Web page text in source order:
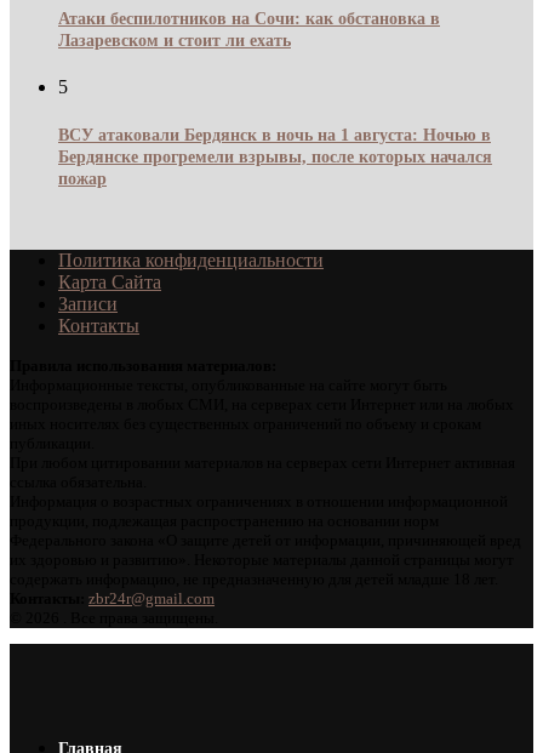
Атаки беспилотников на Сочи: как обстановка в
Лазаревском и стоит ли ехать
5
ВСУ атаковали Бердянск в ночь на 1 августа: Ночью в
Бердянске прогремели взрывы, после которых начался
пожар
Политика конфиденциальности
Карта Сайта
Записи
Контакты
zbr24r@gmail.com
Главная